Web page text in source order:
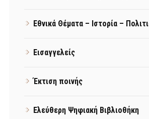
Εθνικά Θέματα – Ιστορία –
Εισαγγελείς
Έκτιση ποινής
Ελεύθερη Ψηφιακή Βιβλιοθήκη